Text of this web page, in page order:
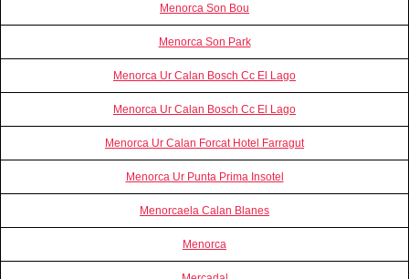
Menorca Son Bou
Menorca Son Park
Menorca Ur Calan Bosch Cc El Lago
Menorca Ur Calan Bosch Cc El Lago
Menorca Ur Calan Forcat Hotel Farragut
Menorca Ur Punta Prima Insotel
Menorcaela Calan Blanes
Menorca